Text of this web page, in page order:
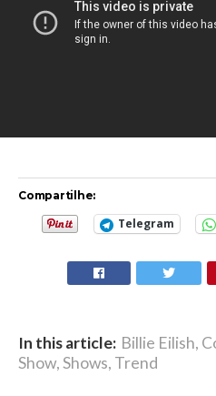
Compartilhe:
Telegram
In this article: Billie Eilish,
Show,Shows, Trend